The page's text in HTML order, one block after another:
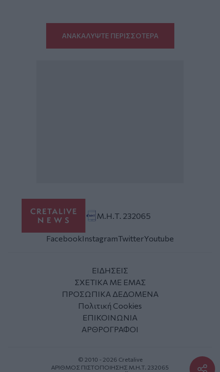
ΑΝΑΚΑΛΥΨΤΕ ΠΕΡΙΣΣΟΤΕΡΑ
Μ.Η.Τ. 232065
FacebookInstagramTwitterYoutube
ΕΙΔΗΣΕΙΣ
ΣΧΕΤΙΚΑ ΜΕ ΕΜΑΣ
ΠΡΟΣΩΠΙΚΑ ΔΕΔΟΜΕΝΑ
Πολιτική Cookies
ΕΠΙΚΟΙΝΩΝΙΑ
ΑΡΘΡΟΓΡΑΦΟΙ
© 2010 - 2026 Cretalive
ΑΡΙΘΜΟΣ ΠΙΣΤΟΠΟΙΗΣΗΣ Μ.Η.Τ. 232065